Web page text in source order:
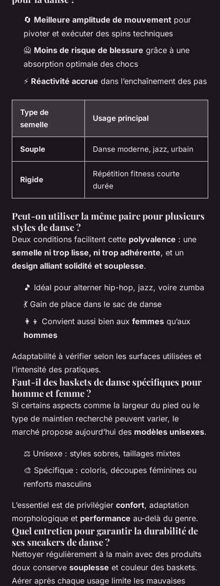
🔄 Meilleure amplitude de mouvement pour
pivoter et exécuter des spins techniques
🙅 Moins de risque de blessure grâce à une
absorption optimale des chocs
⚡ Réactivité accrue dans l’enchaînement des pas
Type de
semelle
Usage principal
Souple Danse moderne, jazz, urbain
Rigide
Répétition fitness courte
durée
Peut-on utiliser la même paire pour plusieurs
styles de danse ?
Deux conditions facilitent cette polyvalence : une
semelle ni trop lisse, ni trop adhérente, et un
design alliant solidité et souplesse.
🎵 Idéal pour alterner hip-hop, jazz, voire zumba
💃 Gain de place dans le sac de danse
👩‍👦 Convient aussi bien aux femmes qu’aux
hommes
Adaptabilité à vérifier selon les surfaces utilisées et
l’intensité des pratiques.
Faut-il des baskets de danse spécifiques pour
homme et femme ?
Si certains aspects comme la largeur du pied ou le
type de maintien recherché peuvent varier, le
marché propose aujourd’hui des modèles unisexes.
⚖️ Unisexe : styles sobres, taillages mixtes
🎨 Spécifique : coloris, découpes féminines ou
renforts masculins
L’essentiel est de privilégier confort, adaptation
morphologique et performance au-delà du genre.
Quel entretien pour garantir la durabilité de
ses sneakers de danse ?
Nettoyer régulièrement à la main avec des produits
doux conserve souplesse et couleur des baskets.
Aérer après chaque usage limite les mauvaises